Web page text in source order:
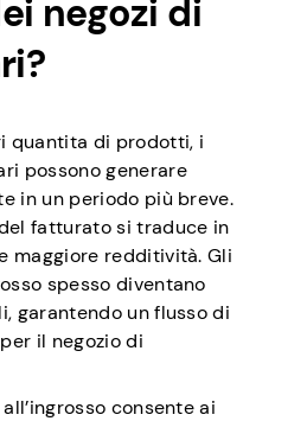
negozi di
quantita di prodotti, i
possono generare
in un periodo più breve.
fatturato si traduce in
maggiore redditività. Gli
spesso diventano
garantendo un flusso di
il negozio di
consente ai